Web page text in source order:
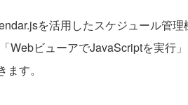
を活用したスケジュール管
WebビューアでJavaScriptを実行
す。